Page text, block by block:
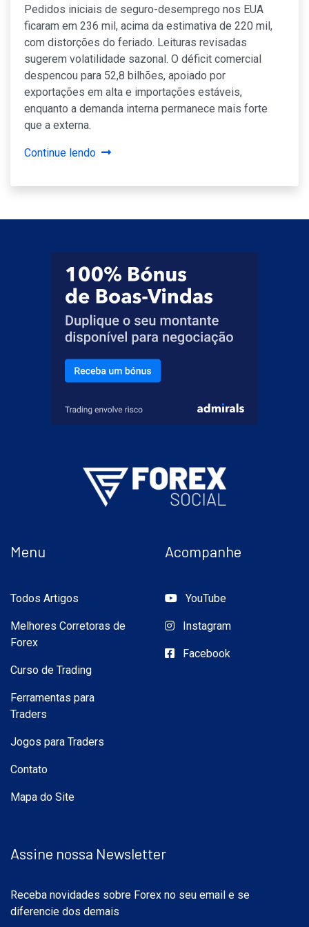
Pedidos iniciais de seguro-desemprego nos EUA
ficaram em 236 mil, acima da estimativa de 220 mil,
com distorções do feriado. Leituras revisadas
sugerem volatilidade sazonal. O déficit comercial
despencou para 52,8 bilhões, apoiado por
exportações em alta e importações estáveis,
enquanto a demanda interna permanece mais forte
que a externa.
Continue lendo
Menu
Todos Artigos
Melhores Corretoras de
Forex
Curso de Trading
Ferramentas para
Traders
Jogos para Traders
Contato
Mapa do Site
Acompanhe
YouTube
Instagram
Facebook
Assine nossa Newsletter
Receba novidades sobre Forex no seu email e se
diferencie dos demais